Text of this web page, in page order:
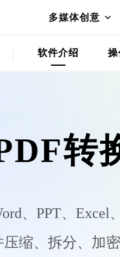
多媒体创意
软件介绍 操
转
、PPT、Excel
压缩、拆分、加